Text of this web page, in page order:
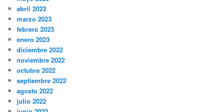
abril 2023
marzo 2023
febrero 2023
enero 2023
diciembre 2022
noviembre 2022
octubre 2022
septiembre 2022
agosto 2022
julio 2022